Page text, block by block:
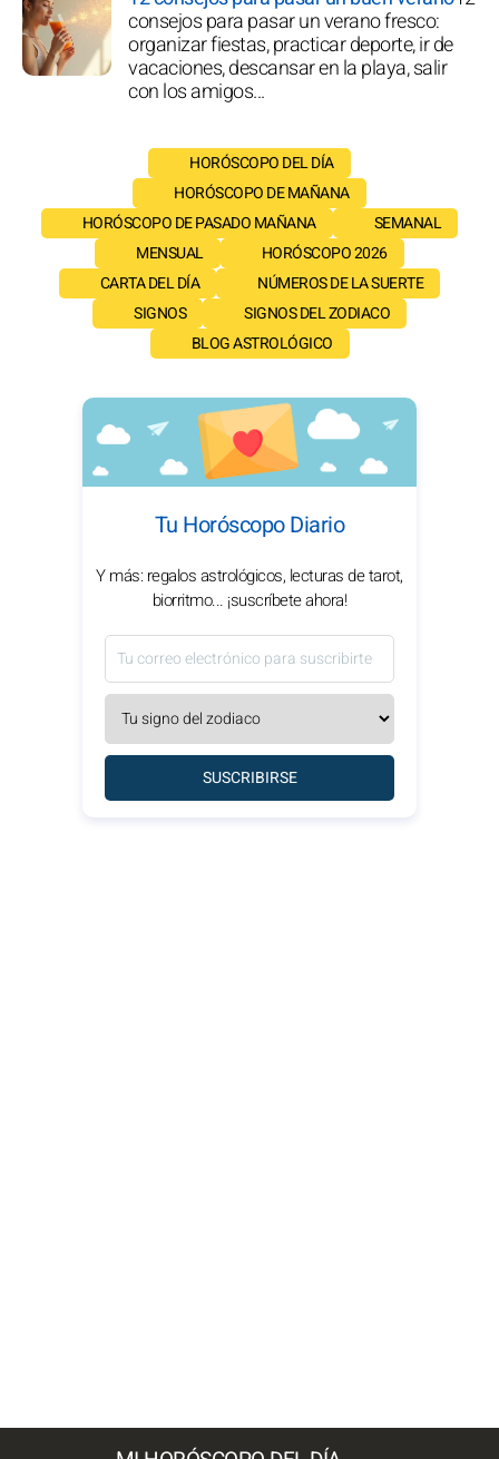
consejos para pasar un verano fresco:
organizar fiestas, practicar deporte, ir de
vacaciones, descansar en la playa, salir
con los amigos...
HORÓSCOPO DEL DÍA
HORÓSCOPO DE MAÑANA
HORÓSCOPO DE PASADO MAÑANA
SEMANAL
MENSUAL
HORÓSCOPO 2026
CARTA DEL DÍA
NÚMEROS DE LA SUERTE
SIGNOS
SIGNOS DEL ZODIACO
BLOG ASTROLÓGICO
Tu Horóscopo Diario
Y más: regalos astrológicos, lecturas de tarot,
biorritmo... ¡suscríbete ahora!
SUSCRIBIRSE